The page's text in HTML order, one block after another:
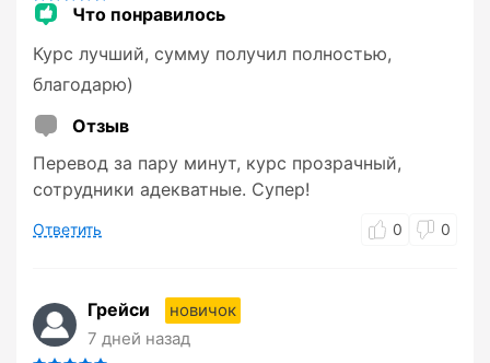
Что понравилось
Курс лучший, сумму получил полностью,
благодарю)
Отзыв
Перевод за пару минут, курс прозрачный,
сотрудники адекватные. Супер!
Ответить 0 0
Грейси
новичок
7 дней назад